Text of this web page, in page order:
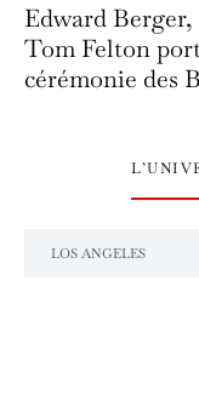
Edward
Tom Felton
cérémonie des